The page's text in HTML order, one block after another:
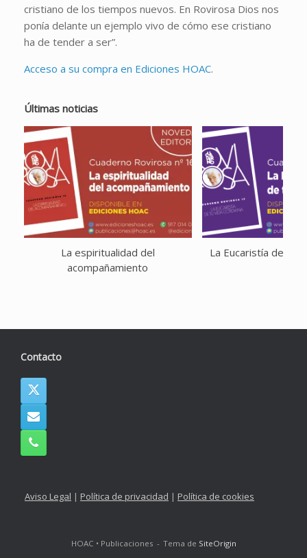
cristiano de los tiempos nuevos. En Rovirosa Dios nos
ponía delante un ejemplo vivo de cómo ese cristiano
ha de tender a ser”.
Acceso a su compra en Ediciones HOAC.
Últimas noticias
La espiritualidad del
acompañamiento
La Eucaristía de tu
Contacto
Aviso Legal | Política de privacidad | Política de cookies
HOAC • Publicaciones Tema de SiteOrigin